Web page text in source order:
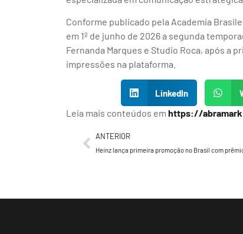
Conforme publicado pela Academia
em 1º de junho de 2026 a segunda
Fernanda Marques e Studio Roca, após a
impressões na plataforma.
LinkedIn
Leia mais conteúdos em https://
ANTERIOR